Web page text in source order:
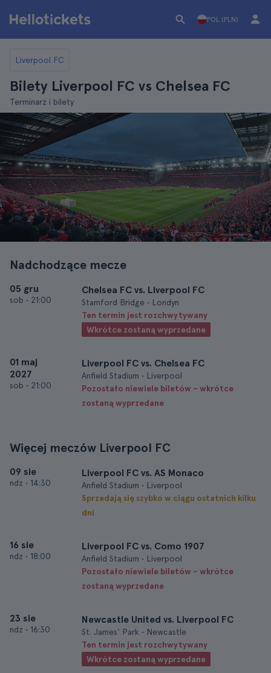
POL (PLN)
Liverpool FC
Bilety Liverpool FC vs Chelsea FC
Terminarz i bilety
Nadchodzące mecze
05 gru
sob • 21:00
Chelsea FC vs. Liverpool FC
Stamford Bridge • Londyn
Ten termin jest rozchwytywany
Wkrótce zostaną wyprzedane
01 maj
2027
sob • 21:00
Liverpool FC vs. Chelsea FC
Anfield Stadium • Liverpool
Pozostało niewiele biletów – wkrótce
zostaną wyprzedane
Więcej meczów Liverpool FC
09 sie
ndz • 14:30
Liverpool FC vs. AS Monaco
Anfield Stadium • Liverpool
Sprzedają się szybko w ciągu ostatnich kilku
dni
16 sie
ndz • 18:00
Liverpool FC vs. Como 1907
Anfield Stadium • Liverpool
Pozostało niewiele biletów – wkrótce
zostaną wyprzedane
23 sie
ndz • 16:30
Newcastle United vs. Liverpool FC
St. James' Park • Newcastle
Ten termin jest rozchwytywany
Wkrótce zostaną wyprzedane